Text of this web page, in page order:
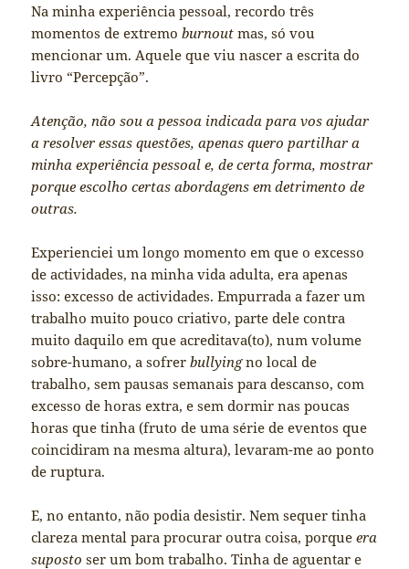
Na minha experiência pessoal, recordo três
momentos de extremoburnout mas, só vou
mencionar um. Aquele que viu nascer a escrita do
livro “Percepção”.
Atenção, não sou a pessoa indicada para vos ajudar
a resolver essas questões, apenas quero partilhar a
minha experiência pessoal e, de certa forma, mostrar
porque escolho certas abordagens em detrimento de
outras.
Experienciei um longo momento em que o excesso
de actividades, na minha vida adulta, era apenas
isso: excesso de actividades. Empurrada a fazer um
trabalho muito pouco criativo, parte dele contra
muito daquilo em que acreditava(to), num volume
sobre-humano, a sofrerbullyingno local de
trabalho, sem pausas semanais para descanso, com
excesso de horas extra, e sem dormir nas poucas
horas que tinha (fruto de uma série de eventos que
coincidiram na mesma altura), levaram-me ao ponto
de ruptura.
E, no entanto, não podia desistir. Nem sequer tinha
clareza mental para procurar outra coisa, porqueera
suposto ser um bom trabalho. Tinha de aguentar e